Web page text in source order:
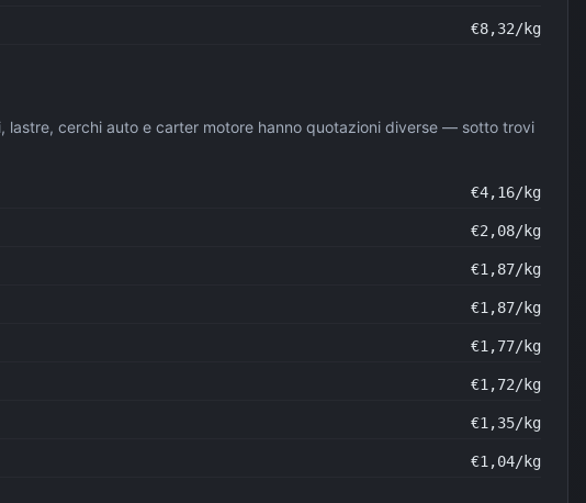
€8,32/kg
lastre, cerchi auto e carter motore hanno quotazioni diverse — sotto trovi
€4,16/kg
€2,08/kg
€1,87/kg
€1,87/kg
€1,77/kg
€1,72/kg
€1,35/kg
€1,04/kg